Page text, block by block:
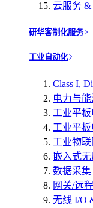
云服务
研华客制化服务
工业自动化
Class I,
电力与能
工业平板
工业平
工业物
嵌入式
数据采
网关/远
无线 I/O